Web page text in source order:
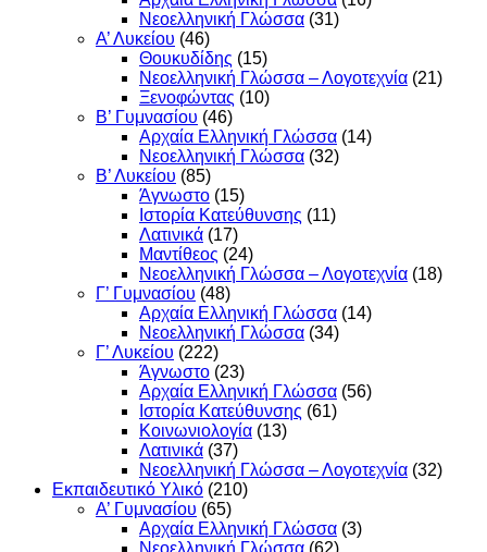
Νεοελληνική Γλώσσα (31)
Α’ Λυκείου (46)
Θουκυδίδης (15)
Νεοελληνική Γλώσσα – Λογοτεχνία (21)
Ξενοφώντας (10)
Β’ Γυμνασίου (46)
Αρχαία Ελληνική Γλώσσα (14)
Νεοελληνική Γλώσσα (32)
Β’ Λυκείου (85)
Άγνωστο (15)
Ιστορία Κατεύθυνσης (11)
Λατινικά (17)
Μαντίθεος (24)
Νεοελληνική Γλώσσα – Λογοτεχνία (18)
Γ’ Γυμνασίου (48)
Αρχαία Ελληνική Γλώσσα (14)
Νεοελληνική Γλώσσα (34)
Γ’ Λυκείου (222)
Άγνωστο (23)
Αρχαία Ελληνική Γλώσσα (56)
Ιστορία Κατεύθυνσης (61)
Κοινωνιολογία (13)
Λατινικά (37)
Νεοελληνική Γλώσσα – Λογοτεχνία (32)
Εκπαιδευτικό Υλικό (210)
Α’ Γυμνασίου (65)
Αρχαία Ελληνική Γλώσσα (3)
Νεοελληνική Γλώσσα (62)